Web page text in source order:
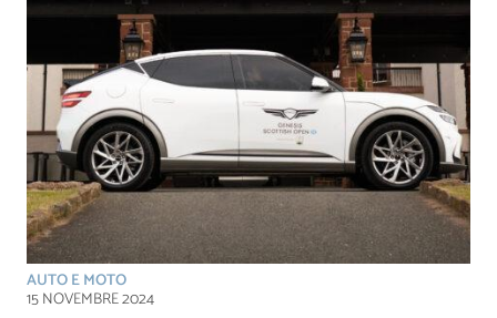
AUTO E MOTO
15 NOVEMBRE 2024